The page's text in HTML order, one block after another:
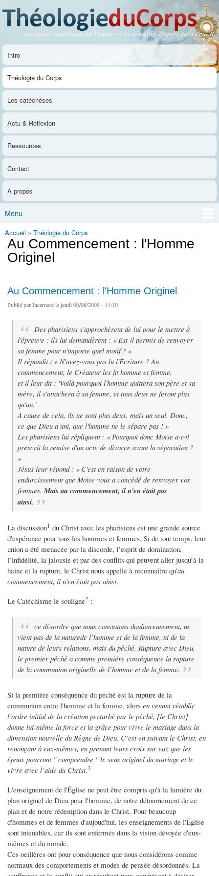
contenu
principal
Théologie du Corps
un regard catholique sur l'amour et la sexualité, d'après Jean-Paul II
Menu principal
Intro
Théologie du Corps
Les catéchèses
Actu & Réflexion
Ressources
Contact
A propos
Menu
Vous êtes ici
Accueil » Théologie du Corps
Au Commencement : l'Homme
Originel
Au Commencement : l'Homme Originel
Publié parIncarnarele jeudi 06/08/2009 - 11:10
Des pharisiens s'approchèrent de lui pour le mettre à
l'épreuve ; ils lui demandèrent : « Est-il permis de renvoyer
sa femme pour n'importe quel motif ? »
Il répondit : « N'avez-vous pas lu l'Écriture ? Au
commencement, le Créateur les fit homme et femme,
et il leur dit : 'Voilà pourquoi l'homme quittera son père et sa
mère, il s'attachera à sa femme, et tous deux ne feront plus
qu'un.'
A cause de cela, ils ne sont plus deux, mais un seul. Donc,
ce que Dieu a uni, que l'homme ne le sépare pas ! »
Les pharisiens lui répliquent : « Pourquoi donc Moïse a-t-il
prescrit la remise d'un acte de divorce avant la séparation ?
»
Jésus leur répond : « C'est en raison de votre
endurcissement que Moïse vous a concédé de renvoyer vos
femmes.Mais au commencement, il n'en était pas
ainsi.
La discussion1 du Christ avec les pharisiens est une grande source
d'espérance pour tous les hommes et femmes. Si de tout temps, leur
union a été menacée par la discorde, l’esprit de domination,
l’infidélité, la jalousie et par des conflits qui peuvent aller jusqu’à la
haine et la rupture, le Christ nous appelle à reconnaître qu'au
commencement, il n'en était pas ainsi.
Le Catéchisme le souligne2 :
ce désordre que nous constatons douloureusement, ne
vient pas de la naturede l’homme et de la femme, ni de la
nature de leurs relations, mais du péché. Rupture avec Dieu,
le premier péché a comme première conséquence la rupture
de la communion originelle de l’homme et de la femme.
Si la première conséquence du péché est la rupture de la
communion entre l'homme et la femme, alors en venant rétablir
l’ordre initial de la création perturbé par le péché, [le Christ]
donne lui-même la force et la grâce pour vivre le mariage dans la
dimension nouvelle du Règne de Dieu. C’est en suivant le Christ, en
renonçant à eux-mêmes, en prenant leurs croix sur eux que les
époux pourront " comprendre " le sens originel du mariage et le
vivre avec l’aide du Christ.3
L'enseignement de l'Église ne peut être compris qu'à la lumière du
plan originel de Dieu pour l'homme, de notre détournement de ce
plan et de notre rédemption dans le Christ. Pour beaucoup
d'hommes et de femmes d'aujoud'hui, les enseignements de l'Église
sont intenables, car ils sont enfermés dans la vision dévoyée d'eux-
mêmes et du monde.
Ces oeillères ont pour conséquence que nous considérons comme
normaux des comportements et modes de pensée désordonnés. La